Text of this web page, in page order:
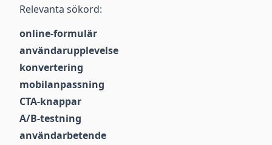
Relevanta sökord:
online-formulär
användarupplevelse
konvertering
mobilanpassning
CTA-knappar
A/B-testning
användarbetende